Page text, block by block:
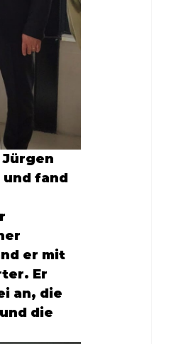
Jürgen
und fand
er mit
Er
an, die
die